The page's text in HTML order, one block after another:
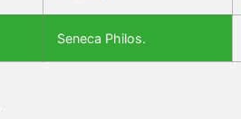
Seneca Philos.